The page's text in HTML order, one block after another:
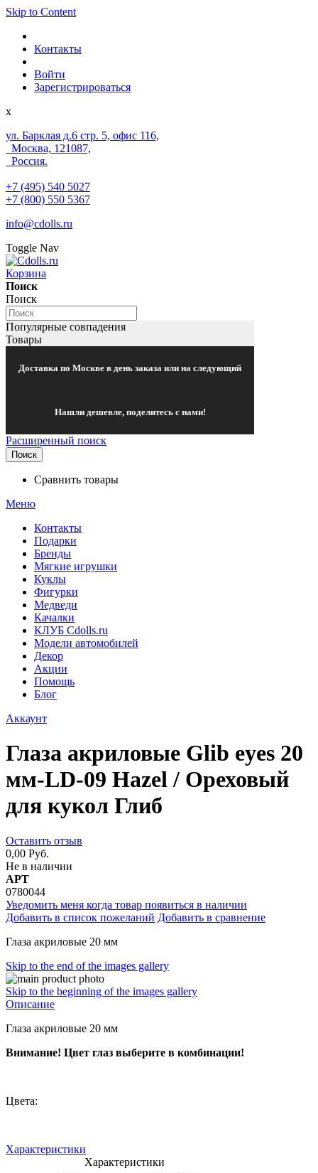
Skip to Content
Контакты
Войти
Зарегистрироваться
x
ул. Барклая д.6 стр. 5, офис 116,
Москва, 121087,
Россия.
+7 (495) 540 5027
+7 (800) 550 5367
info@cdolls.ru
Toggle Nav
Корзина
Поиск
Поиск
Популярные совпадения
Товары
Доставка по Москве в день заказа или на следующий
Нашли дешевле, поделитесь с нами!
Расширенный поиск
Поиск
Сравнить товары
Меню
Контакты
Подарки
Бренды
Мягкие игрушки
Куклы
Фигурки
Медведи
Качалки
КЛУБ Cdolls.ru
Модели автомобилей
Декор
Акции
Помощь
Блог
Аккаунт
Глаза акриловые Glib eyes 20
мм-LD-09 Hazel / Ореховый
для кукол Глиб
Оставить отзыв
0,00 Руб.
Не в наличии
АРТ
0780044
Уведомить меня когда товар появиться в наличии
Добавить в список пожеланий Добавить в сравнение
Глаза акриловые 20 мм
Skip to the end of the images gallery
Skip to the beginning of the images gallery
Описание
Глаза акриловые 20 мм
Внимание! Цвет глаз выберите в комбинации!
Цвета:
Характеристики
Характеристики